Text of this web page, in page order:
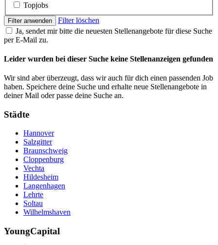
Topjobs
Filter anwenden
Filter löschen
Ja, sendet mir bitte die neuesten Stellenangebote für diese Suche
per E-Mail zu.
Leider wurden bei dieser Suche keine Stellenanzeigen gefunden
Wir sind aber überzeugt, dass wir auch für dich einen passenden Job
haben. Speichere deine Suche und erhalte neue Stellenangebote in
deiner Mail oder passe deine Suche an.
Städte
Hannover
Salzgitter
Braunschweig
Cloppenburg
Vechta
Hildesheim
Langenhagen
Lehrte
Soltau
Wilhelmshaven
YoungCapital